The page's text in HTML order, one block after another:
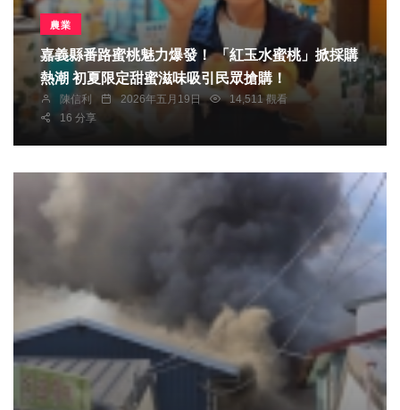
農業
嘉義縣番路蜜桃魅力爆發！ 「紅玉水蜜桃」掀採購
熱潮 初夏限定甜蜜滋味吸引民眾搶購！
陳信利 2026年五月19日
14,511 觀看
16 分享